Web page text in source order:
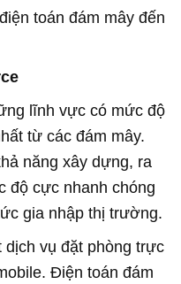
toán đám mây đến
lĩnh vực có mức độ
từ các đám mây.
năng xây dựng, ra
độ cực nhanh chóng
gia nhập thị trường.
dịch vụ đặt phòng trực
Điện toán đám